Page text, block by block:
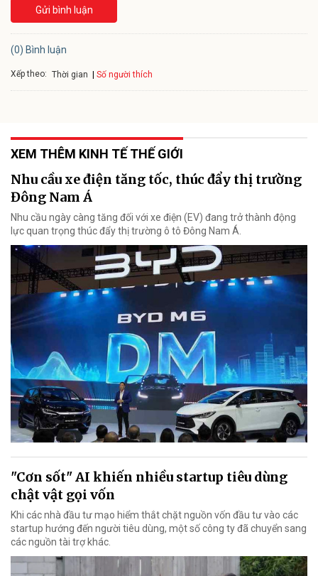
Gửi bình luận
(0) Bình luận
Xếp theo: Thời gian Số người thích
XEM THÊM KINH TẾ THẾ GIỚI
Nhu cầu xe điện tăng tốc, thúc đẩy thị trường
Đông Nam Á
Nhu cầu ngày càng tăng đối với xe điện (EV) đang trở thành động
lực quan trọng thúc đẩy thị trường ô tô Đông Nam Á.
"Cơn sốt" AI khiến nhiều startup tiêu dùng
chật vật gọi vốn
Khi các nhà đầu tư mạo hiểm thắt chặt nguồn vốn đầu tư vào các
startup hướng đến người tiêu dùng, một số công ty đã chuyển sang
các nguồn tài trợ khác.